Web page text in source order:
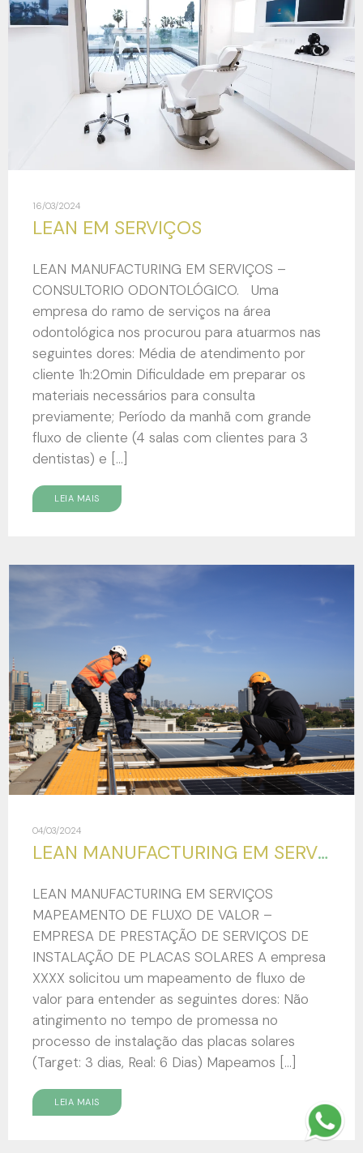
16/03/2024
LEAN EM SERVIÇOS
LEAN MANUFACTURING EM SERVIÇOS –
CONSULTORIO ODONTOLÓGICO. Uma
empresa do ramo de serviços na área
odontológica nos procurou para atuarmos nas
seguintes dores: Média de atendimento por
cliente 1h:20min Dificuldade em preparar os
materiais necessários para consulta
previamente; Período da manhã com grande
fluxo de cliente (4 salas com clientes para 3
dentistas) e […]
LEIA MAIS
04/03/2024
LEAN MANUFACTURING EM SERVIÇOS
LEAN MANUFACTURING EM SERVIÇOS
MAPEAMENTO DE FLUXO DE VALOR –
EMPRESA DE PRESTAÇÃO DE SERVIÇOS DE
INSTALAÇÃO DE PLACAS SOLARES A empresa
XXXX solicitou um mapeamento de fluxo de
valor para entender as seguintes dores: Não
atingimento no tempo de promessa no
processo de instalação das placas solares
(Target: 3 dias, Real: 6 Dias) Mapeamos […]
LEIA MAIS